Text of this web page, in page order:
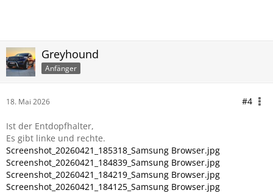
Greyhound
Anfänger
18. Mai 2026 #4
Ist der Entdopfhalter,
Es gibt linke und rechte.
Screenshot_20260421_185318_Samsung Browser.jpg
Screenshot_20260421_184839_Samsung Browser.jpg
Screenshot_20260421_184219_Samsung Browser.jpg
Screenshot_20260421_184125_Samsung Browser.jpg